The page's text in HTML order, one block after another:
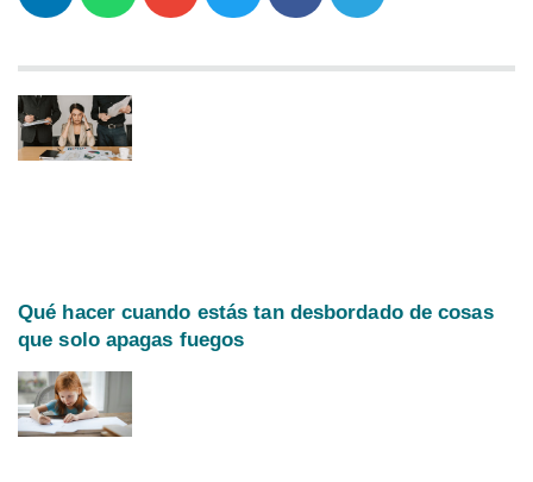
Qué hacer cuando estás tan desbordado de cosas
que solo apagas fuegos